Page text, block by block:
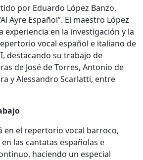
por Eduardo López Banzo,
Ayre Español”. El maestro López
experiencia en la investigación y la
vocal español e italiano de
destacando su trabajo de
de José de Torres, Antonio de
y Alessandro Scarlatti, entre
en el repertorio vocal barroco,
las cantatas españolas e
haciendo un especial